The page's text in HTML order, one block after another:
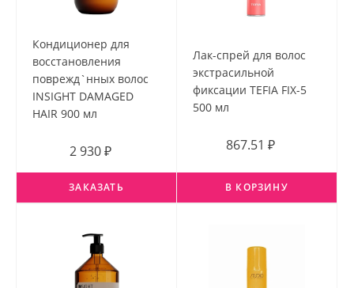
Кондиционер для
восстановления
поврежд`нных волос
INSIGHT DAMAGED
HAIR 900 мл
2 930 ₽
ЗАКАЗАТЬ
Лак-спрей для волос
экстрасильной
фиксации TEFIA FIX-5
500 мл
867.51 ₽
В КОРЗИНУ